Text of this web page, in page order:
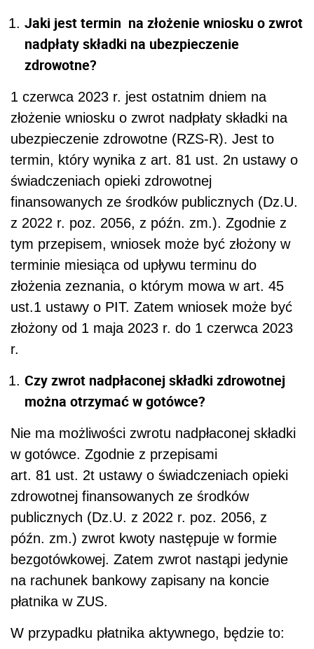
Jaki jest termin na złożenie wniosku o zwrot
nadpłaty składki na ubezpieczenie
zdrowotne?
1 czerwca 2023 r. jest ostatnim dniem na
złożenie wniosku o zwrot nadpłaty składki na
ubezpieczenie zdrowotne (RZS-R). Jest to
termin, który wynika z art. 81 ust. 2n ustawy o
świadczeniach opieki zdrowotnej
finansowanych ze środków publicznych (Dz.U.
z 2022 r. poz. 2056, z późn. zm.). Zgodnie z
tym przepisem, wniosek może być złożony w
terminie miesiąca od upływu terminu do
złożenia zeznania, o którym mowa w art. 45
ust.1 ustawy o PIT. Zatem wniosek może być
złożony od 1 maja 2023 r. do 1 czerwca 2023
r.
Czy zwrot nadpłaconej składki zdrowotnej
można otrzymać w gotówce?
Nie ma możliwości zwrotu nadpłaconej składki
w gotówce. Zgodnie z przepisami
art. 81 ust. 2t ustawy o świadczeniach opieki
zdrowotnej finansowanych ze środków
publicznych (Dz.U. z 2022 r. poz. 2056, z
późn. zm.) zwrot kwoty następuje w formie
bezgotówkowej. Zatem zwrot nastąpi jedynie
na rachunek bankowy zapisany na koncie
płatnika w ZUS.
W przypadku płatnika aktywnego, będzie to: